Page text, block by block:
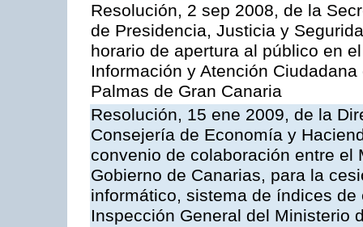
Resolución, 2 sep 2008, de la
de Presidencia, Justicia y
horario de apertura al público en
Información y Atención
Palmas de Gran Canaria
Resolución, 15 ene 2009, de la
Consejería de Economía y
convenio de colaboración entre
Gobierno de Canarias, para la
informático, sistema de índices
Inspección General del Ministerio